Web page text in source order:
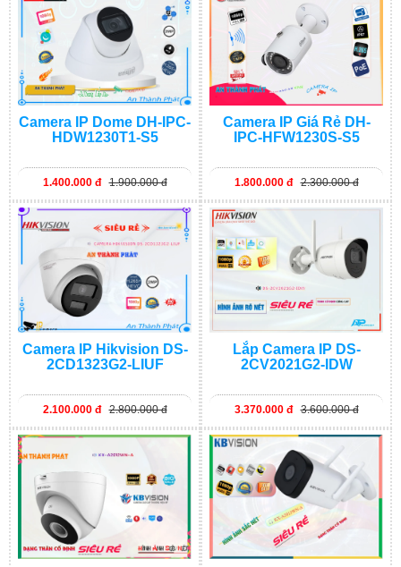
Camera IP Dome DH-IPC-
HDW1230T1-S5
1.400.000 đ 1.900.000 đ
Camera IP Giá Rẻ DH-
IPC-HFW1230S-S5
1.800.000 đ 2.300.000 đ
Camera IP Hikvision DS-
2CD1323G2-LIUF
2.100.000 đ 2.800.000 đ
Lắp Camera IP DS-
2CV2021G2-IDW
3.370.000 đ 3.600.000 đ